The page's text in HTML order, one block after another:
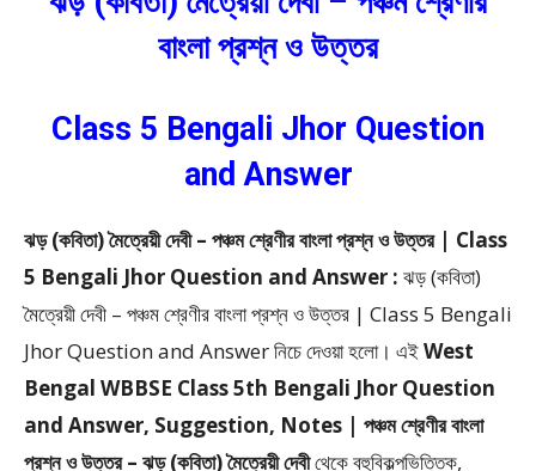
বাংলা প্রশ্ন ও উত্তর
Class 5 Bengali Jhor Question
and Answer
ঝড় (কবিতা) মৈত্রেয়ী দেবী – পঞ্চম শ্রেণীর বাংলা প্রশ্ন ও উত্তর | Class
5 Bengali Jhor Question and Answer : ঝড় (কবিতা)
মৈত্রেয়ী দেবী – পঞ্চম শ্রেণীর বাংলা প্রশ্ন ও উত্তর | Class 5 Bengali
Jhor Question and Answerনিচে দেওয়া হলো। এইWest
Bengal WBBSE Class 5th Bengali Jhor Question
and Answer, Suggestion, Notes | পঞ্চম শ্রেণীর বাংলা
প্রশ্ন ও উত্তর – ঝড় (কবিতা) মৈত্রেয়ী দেবীথেকেবহুবিকল্পভিত্তিক,